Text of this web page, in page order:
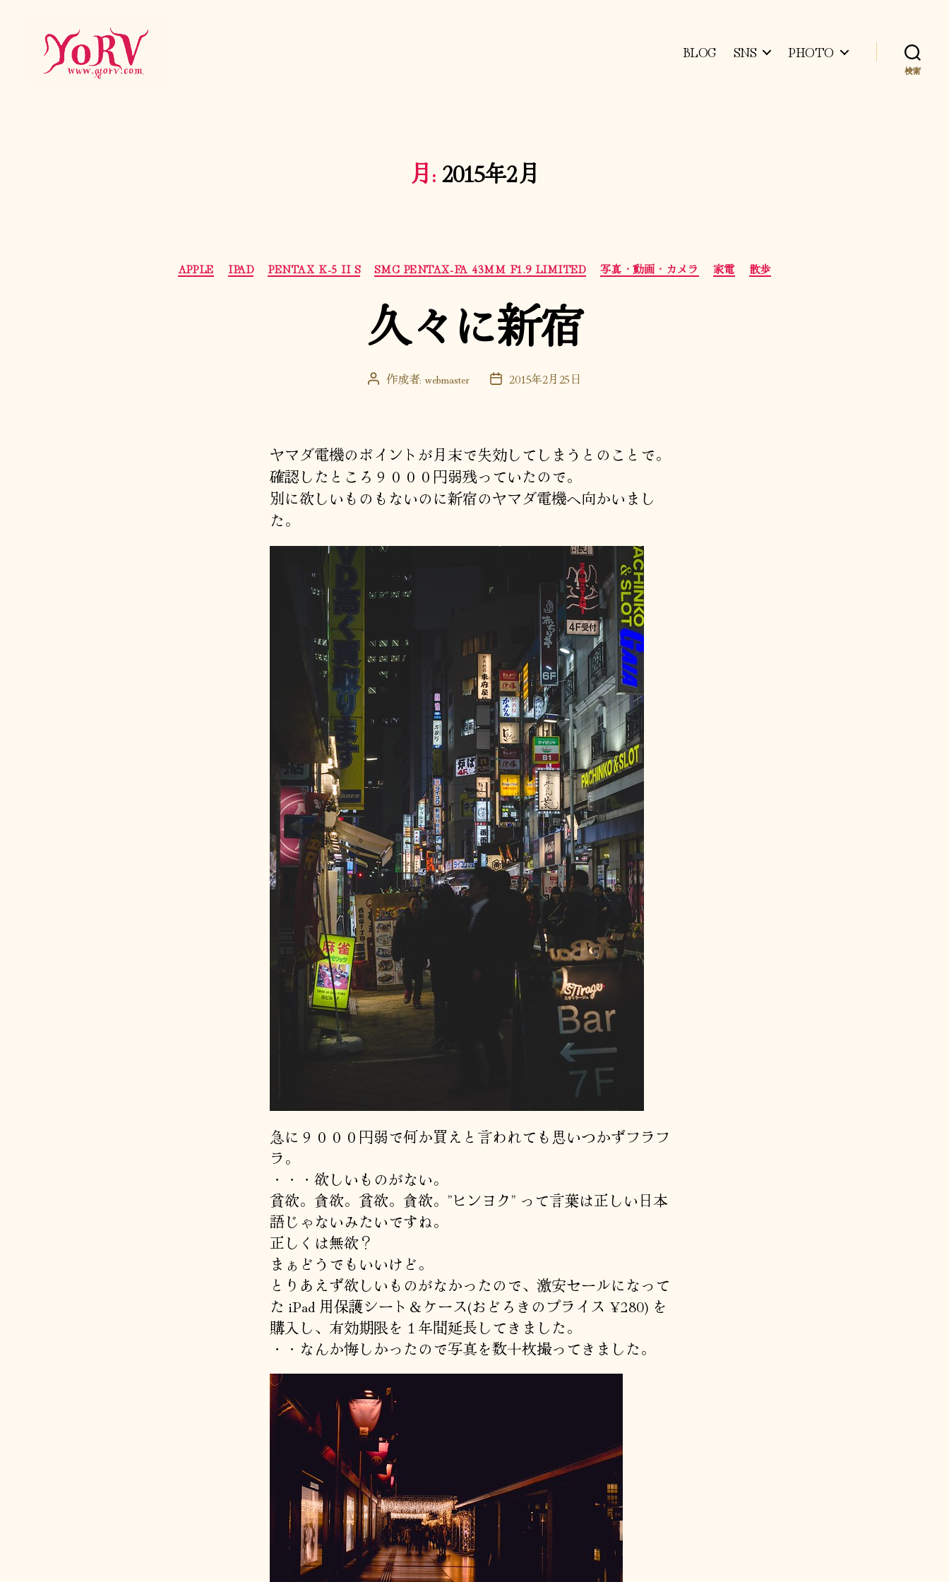
BLOG SNS PHOTO
検索
月: 2015年2月
カ
テ
リ
ー
APPLE IPAD PENTAX K-5 II S SMC PENTAX-FA 43MM F1.9 LIMITED 写真・動画・カメラ 家電 散歩
久々に新宿
投 作成者: webmaster
投 2015年2月25日
ヤマダ電機のポイントが月末で失効してしまうとのことで。
確認したところ９０００円弱残っていたので。
別に欲しいものもないのに新宿のヤマダ電機へ向かいまし
た。
急に９０００円弱で何か買えと言われても思いつかずフラフ
ラ。
・・・欲しいものがない。
貧欲。貪欲。貧欲。貪欲。”ヒンヨク” って言葉は正しい日本
語じゃないみたいですね。
正しくは無欲？
まぁどうでもいいけど。
とりあえず欲しいものがなかったので、激安セールになって
た iPad 用保護シート＆ケース(おどろきのプライス ¥280) を
購入し、有効期限を１年間延長してきました。
・・なんか悔しかったので写真を数十枚撮ってきました。